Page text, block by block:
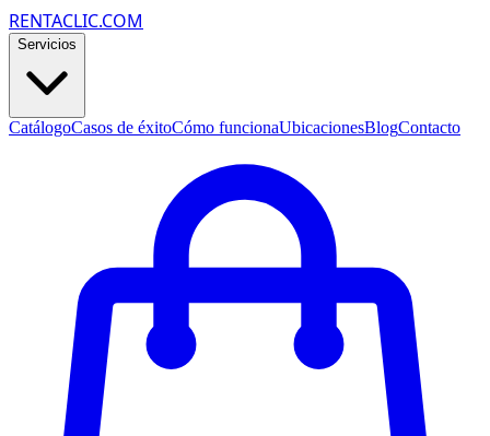
RENTACLIC.COM
Servicios
CatálogoCasos de éxitoCómo funcionaUbicacionesBlogContacto